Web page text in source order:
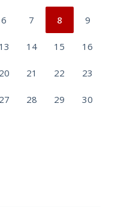
6 7 8 9
13 14 15 16
20 21 22 23
27 28 29 30